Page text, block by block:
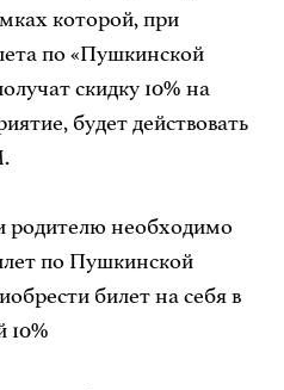
которой, при
по «Пушкинской
скидку 10% на
будет действовать
родителю необходимо
по Пушкинской
билет на себя в
10%